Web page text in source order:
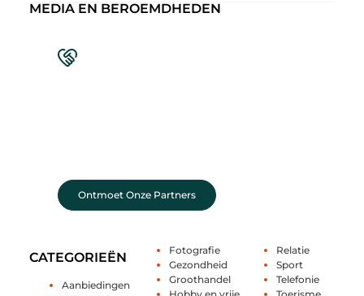
CATEGORIEËN
Aanbiedingen
Fotografie
Gezondheid
Groothandel
Relatie
Sport
Telefonie
MEDIA EN BEROEMDHEDEN
Ontmoet Onze Partners